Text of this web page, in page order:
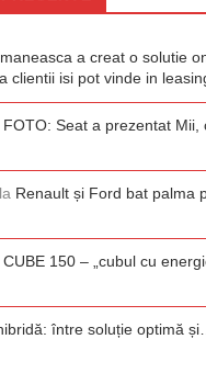
a creat o solutie
clientii isi pot vinde in
FOTO: Seat a prezentat Mii,
la Renault și Ford bat palma
CUBE 150 – „cubul cu
între soluție optimă